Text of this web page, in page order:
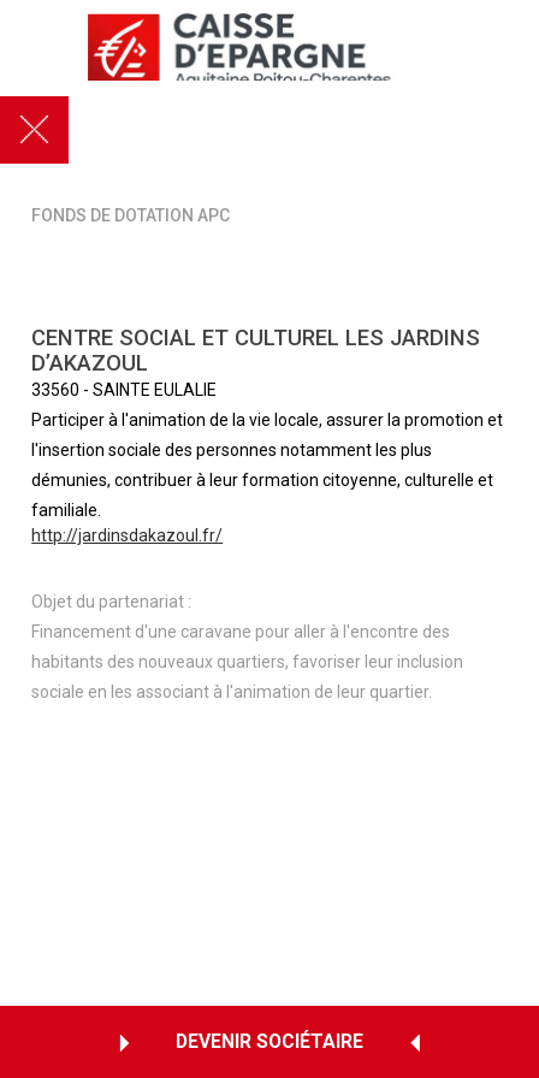
FONDS DE DOTATION APC
CENTRE SOCIAL ET CULTUREL LES JARDINS
D’AKAZOUL
33560 -SAINTE EULALIE
Participer à l'animation de la vie locale, assurer la promotion et
l'insertion sociale des personnes notamment les plus
démunies, contribuer à leur formation citoyenne, culturelle et
familiale.
http://jardinsdakazoul.fr/
Objet du partenariat :
Financement d'une caravane pour aller à l'encontre des
habitants des nouveaux quartiers, favoriser leur inclusion
sociale en les associant à l'animation de leur quartier.
DEVENIR SOCIÉTAIRE